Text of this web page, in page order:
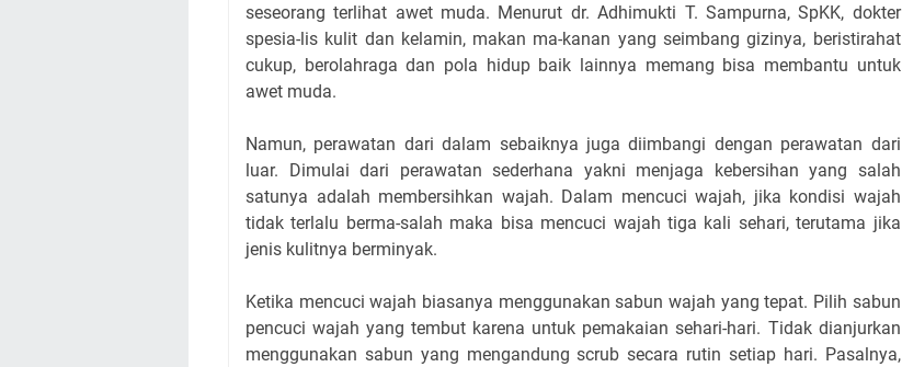
seseorang terlihat awet muda. Menurut dr. Adhimukti T. Sampurna, SpKK, dokter
spesia-lis kulit dan kelamin, makan ma-kanan yang seimbang gizinya, beristirahat
cukup, berolahraga dan pola hidup baik lainnya memang bisa membantu untuk
awet muda.
Namun, perawatan dari dalam sebaiknya juga diimbangi dengan perawatan dari
luar. Dimulai dari perawatan sederhana yakni menjaga kebersihan yang salah
satunya adalah membersihkan wajah. Dalam mencuci wajah, jika kondisi wajah
tidak terlalu berma-salah maka bisa mencuci wajah tiga kali sehari, terutama jika
jenis kulitnya berminyak.
Ketika mencuci wajah biasanya menggunakan sabun wajah yang tepat. Pilih sabun
pencuci wajah yang tembut karena untuk pemakaian sehari-hari. Tidak dianjurkan
menggunakan sabun yang mengandung scrub secara rutin setiap hari. Pasalnya,